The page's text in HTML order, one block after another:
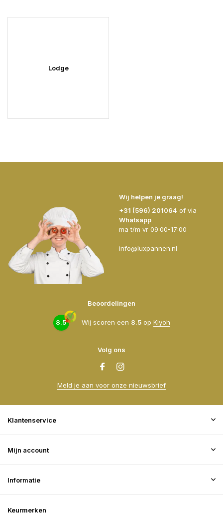
Lodge
Wij helpen je graag!
+31 (596) 201064 of via
Whatsapp
ma t/m vr 09:00-17:00
info@luxpannen.nl
Beoordelingen
8.5 Wij scoren een 8.5op Kiyoh
Volg ons
Meld je aan voor onze nieuwsbrief
Klantenservice
Mijn account
Informatie
Keurmerken